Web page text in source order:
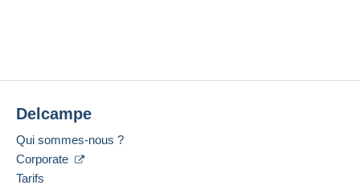
Delcampe
Qui sommes-nous ?
Corporate
Tarifs